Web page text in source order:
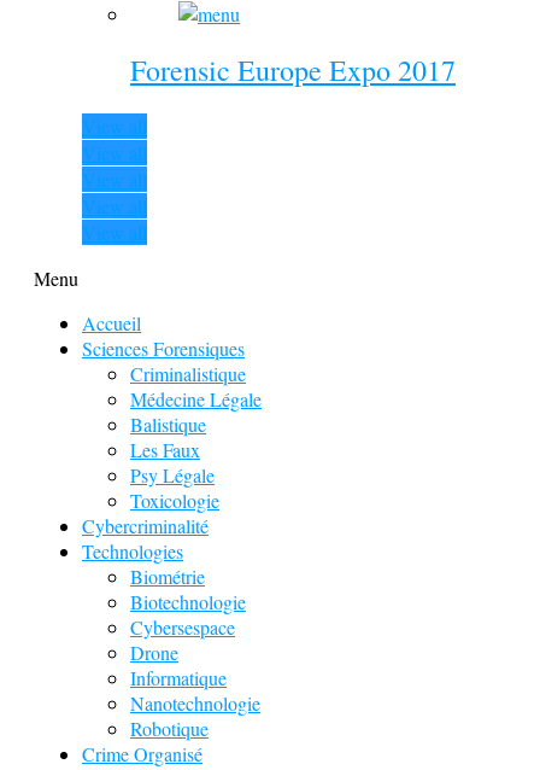
Forensic Europe Expo 2017
View all
View all
View all
View all
View all
Menu
Accueil
Sciences Forensiques
Criminalistique
Médecine Légale
Balistique
Les Faux
Psy Légale
Toxicologie
Cybercriminalité
Technologies
Biométrie
Biotechnologie
Cybersespace
Drone
Informatique
Nanotechnologie
Robotique
Crime Organisé